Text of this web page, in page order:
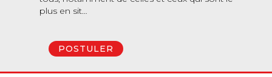
plus en sit…
POSTULER